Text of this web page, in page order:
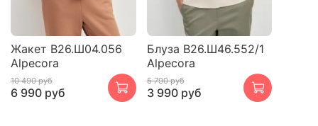
Жакет В26.Ш04.056
Alpecora
10 490 руб
6 990 руб
Блуза В26.Ш46.552/1
Alpecora
5 790 руб
3 990 руб